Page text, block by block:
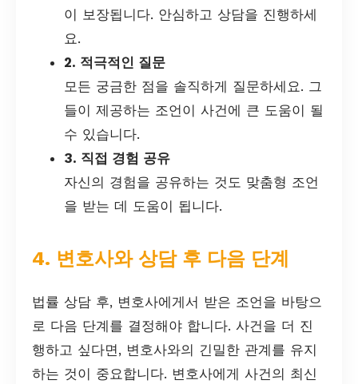
이 보장됩니다. 안심하고 상담을 진행하세
요.
2. 적극적인 질문
모든 궁금한 점을 솔직하게 질문하세요. 그
들이 제공하는 조언이 사건에 큰 도움이 될
수 있습니다.
3. 직접 경험 공유
자신의 경험을 공유하는 것도 맞춤형 조언
을 받는 데 도움이 됩니다.
4. 변호사와 상담 후 다음 단계
법률 상담 후, 변호사에게서 받은 조언을 바탕으
로 다음 단계를 결정해야 합니다. 사건을 더 진
행하고 싶다면, 변호사와의 긴밀한 관계를 유지
하는 것이 중요합니다. 변호사에게 사건의 최신